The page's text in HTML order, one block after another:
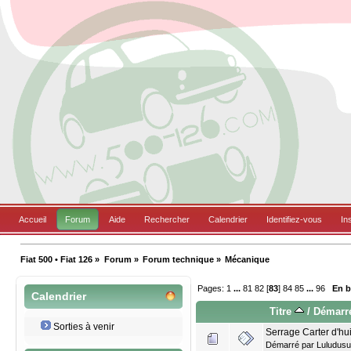
Accueil Forum Aide Rechercher Calendrier Identifiez-vous
Fiat 500 • Fiat 126 » Forum» Forum technique» Mécanique
Calendrier
Sorties à venir
Pages: 1 ...81 82 [83]84 85 ...96 En
Titre /
Serrage Carter
Démarré par